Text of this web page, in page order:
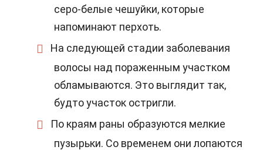
серо-белые чешуйки, которые
напоминают перхоть.
На следующей стадии заболевания
волосы над пораженным участком
обламываются. Это выглядит так,
будто участок остригли.
По краям раны образуются мелкие
пузырьки. Со временем они лопаются